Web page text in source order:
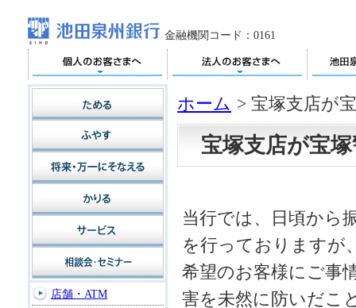
金融機関コード：0161
ホーム > 宝塚支店が
宝塚支店が宝
当行では、日頃から
を行っておりますが
希望のお客様にご事
害を未然に防いだこ
店舗・ATM